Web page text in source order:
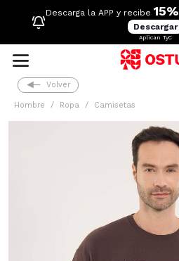
Descarga la APP y recibe 15%
Descargar
Aplican TyC
Volver
Hombre Ropa Camisetas